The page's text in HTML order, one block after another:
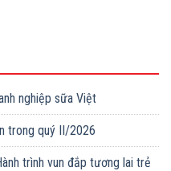
nghiệp sữa Việt
trong quý II/2026
trình vun đắp tương lai trẻ